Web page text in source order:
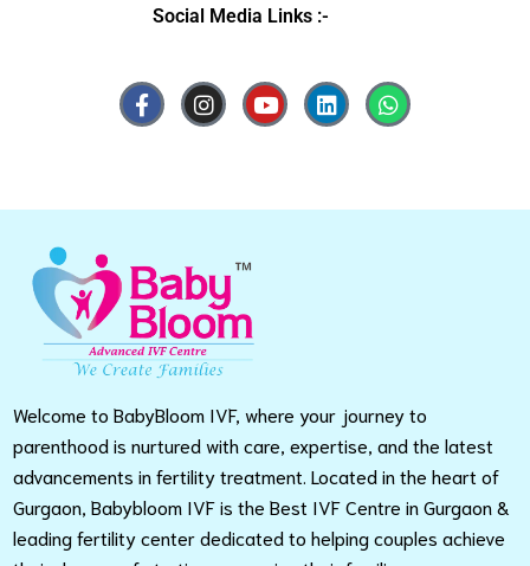
Social Media Links :-
Welcome to BabyBloom IVF, where your journey to
parenthood is nurtured with care, expertise, and the latest
advancements in fertility treatment. Located in the heart of
Gurgaon, Babybloom IVF is the Best IVF Centre in Gurgaon &
leading fertility center dedicated to helping couples achieve